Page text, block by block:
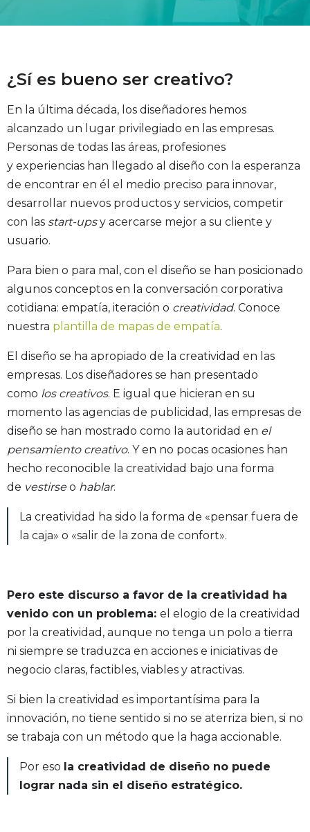
¿Sí es bueno ser creativo?
En la última década, los diseñadores hemos
alcanzado un lugar privilegiado en las empresas.
Personas de todas las áreas, profesiones
y experiencias han llegado al diseño con la esperanza
de encontrar en él el medio preciso para innovar,
desarrollar nuevos productos y servicios, competir
con las start-ups y acercarse mejor a su cliente y
usuario.
Para bien o para mal, con el diseño se han posicionado
algunos conceptos en la conversación corporativa
cotidiana: empatía, iteración o creatividad. Conoce
nuestra plantilla de mapas de empatía.
El diseño se ha apropiado de la creatividad en las
empresas. Los diseñadores se han presentado
como los creativos. E igual que hicieran en su
momento las agencias de publicidad, las empresas de
diseño se han mostrado como la autoridad en el
pensamiento creativo. Y en no pocas ocasiones han
hecho reconocible la creatividad bajo una forma
de vestirse o hablar.
La creatividad ha sido la forma de «pensar fuera de
la caja» o «salir de la zona de confort».
Pero este discurso a favor de la creatividad ha
venido con un problema: el elogio de la creatividad
por la creatividad, aunque no tenga un polo a tierra
ni siempre se traduzca en acciones e iniciativas de
negocio claras, factibles, viables y atractivas.
Si bien la creatividad es importantísima para la
innovación, no tiene sentido si no se aterriza bien, si no
se trabaja con un método que la haga accionable.
Por eso la creatividad de diseño no puede
lograr nada sin el diseño estratégico.